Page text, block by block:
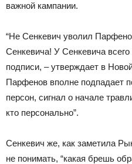
важной кампании.
“Не Сенкевич уволил
Сенкевича! У Сенкевича
подписи, – утверждает в
Парфенов вполне подпадает
персон, сигнал о начале
кто персонально”.
Сенкевич же, как заметила
не понимать, “какая брешь